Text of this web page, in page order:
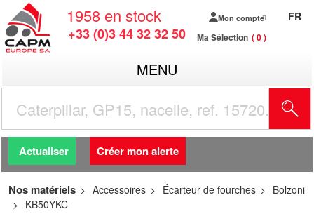
1958 en stock
+33 (0)3 44 32 32 50
Mon compte
Ma Sélection 0
FR
MENU
Actualiser Créer mon alerte
Nos matériels Accessoires Écarteur de fourches
Bolzoni
KB50YKC